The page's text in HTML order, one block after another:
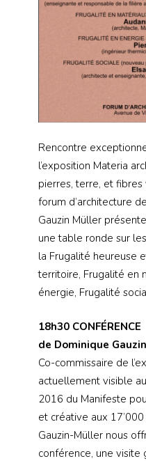
Rencontre
l’exposition Materia
pierres, terre, et
forum d’architecture
Gauzin Müller
une table ronde sur
la Frugalité heureuse
territoire, Frugalité en
énergie, Frugalité
18h30 CONFÉRENCE
de Dominique
Co-commissaire de
actuellement visible
2016 du Manifeste
et créative aux
Gauzin-Müller nous
conférence, une